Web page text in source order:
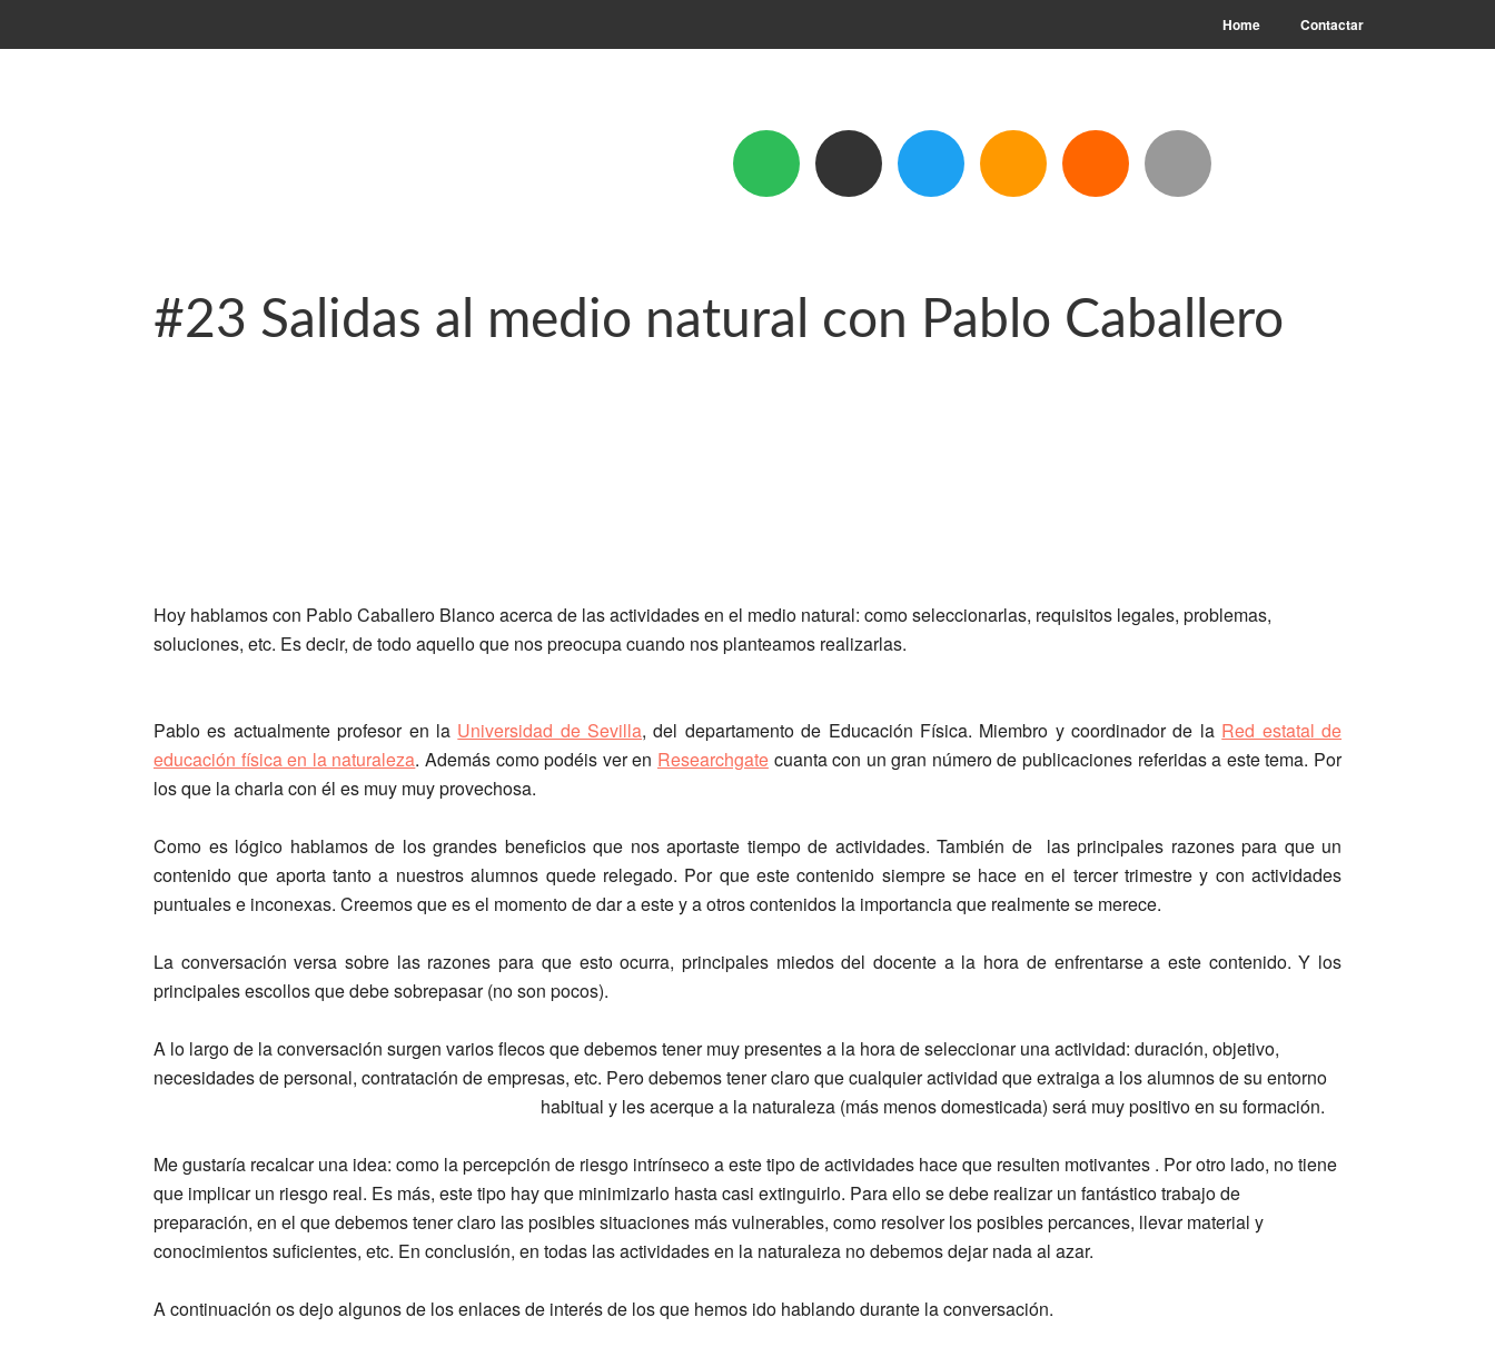
Home Contactar
#23 Salidas al medio natural con Pablo Caballero
Hoy hablamos con Pablo Caballero Blanco acerca de las actividades en el medio natural: como seleccionarlas, requisitos legales, problemas,
soluciones, etc. Es decir, de todo aquello que nos preocupa cuando nos planteamos realizarlas.
Pablo es actualmente profesor en la Universidad de Sevilla, del departamento de Educación Física. Miembro y coordinador de la Red estatal de
educación física en la naturaleza. Además como podéis ver en Researchgatecuanta con un gran número de publicaciones referidas a este tema. Por
los que la charla con él es muy muy provechosa.
Como es lógico hablamos de los grandes beneficios que nos aportaste tiempo de actividades. También de las principales razones para que un
contenido que aporta tanto a nuestros alumnos quede relegado. Por que este contenido siempre se hace en el tercer trimestre y con actividades
puntuales e inconexas. Creemos que es el momento de dar a este y a otros contenidos la importancia que realmente se merece.
La conversación versa sobre las razones para que esto ocurra, principales miedos del docente a la hora de enfrentarse a este contenido. Y los
principales escollos que debe sobrepasar (no son pocos).
A lo largo de la conversación surgen varios flecos que debemos tener muy presentes a la hora de seleccionar una actividad: duración, objetivo,
necesidades de personal, contratación de empresas, etc. Pero debemos tener claro que cualquier actividad que extraiga a los alumnos de su entorno
habitual y les acerque a la naturaleza (más menos domesticada) será muy positivo en su formación.
Me gustaría recalcar una idea: como la percepción de riesgo intrínseco a este tipo de actividades hace que resulten motivantes . Por otro lado, no tiene
que implicar un riesgo real. Es más, este tipo hay que minimizarlo hasta casi extinguirlo. Para ello se debe realizar un fantástico trabajo de
preparación, en el que debemos tener claro las posibles situaciones más vulnerables, como resolver los posibles percances, llevar material y
conocimientos suficientes, etc. En conclusión, en todas las actividades en la naturaleza no debemos dejar nada al azar.
A continuación os dejo algunos de los enlaces de interés de los que hemos ido hablando durante la conversación.